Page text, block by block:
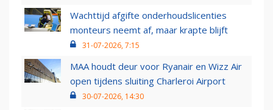
Wachttijd afgifte onderhoudslicenties
monteurs neemt af, maar krapte blijft
31-07-2026, 7:15
MAA houdt deur voor Ryanair en Wizz Air
open tijdens sluiting Charleroi Airport
30-07-2026, 14:30